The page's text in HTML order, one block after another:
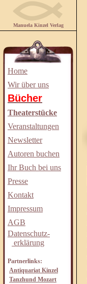
Manuela Kinzel Verlag
Home
Wir über uns
Bücher
Theaterstücke
Veranstaltungen
Newsletter
Autoren buchen
Ihr Buch bei uns
Presse
Kontakt
Impressum
AGB
Datenschutz-
erklärung
Partnerlinks:
Antiquariat Kinzel
Tanzhund Mozart